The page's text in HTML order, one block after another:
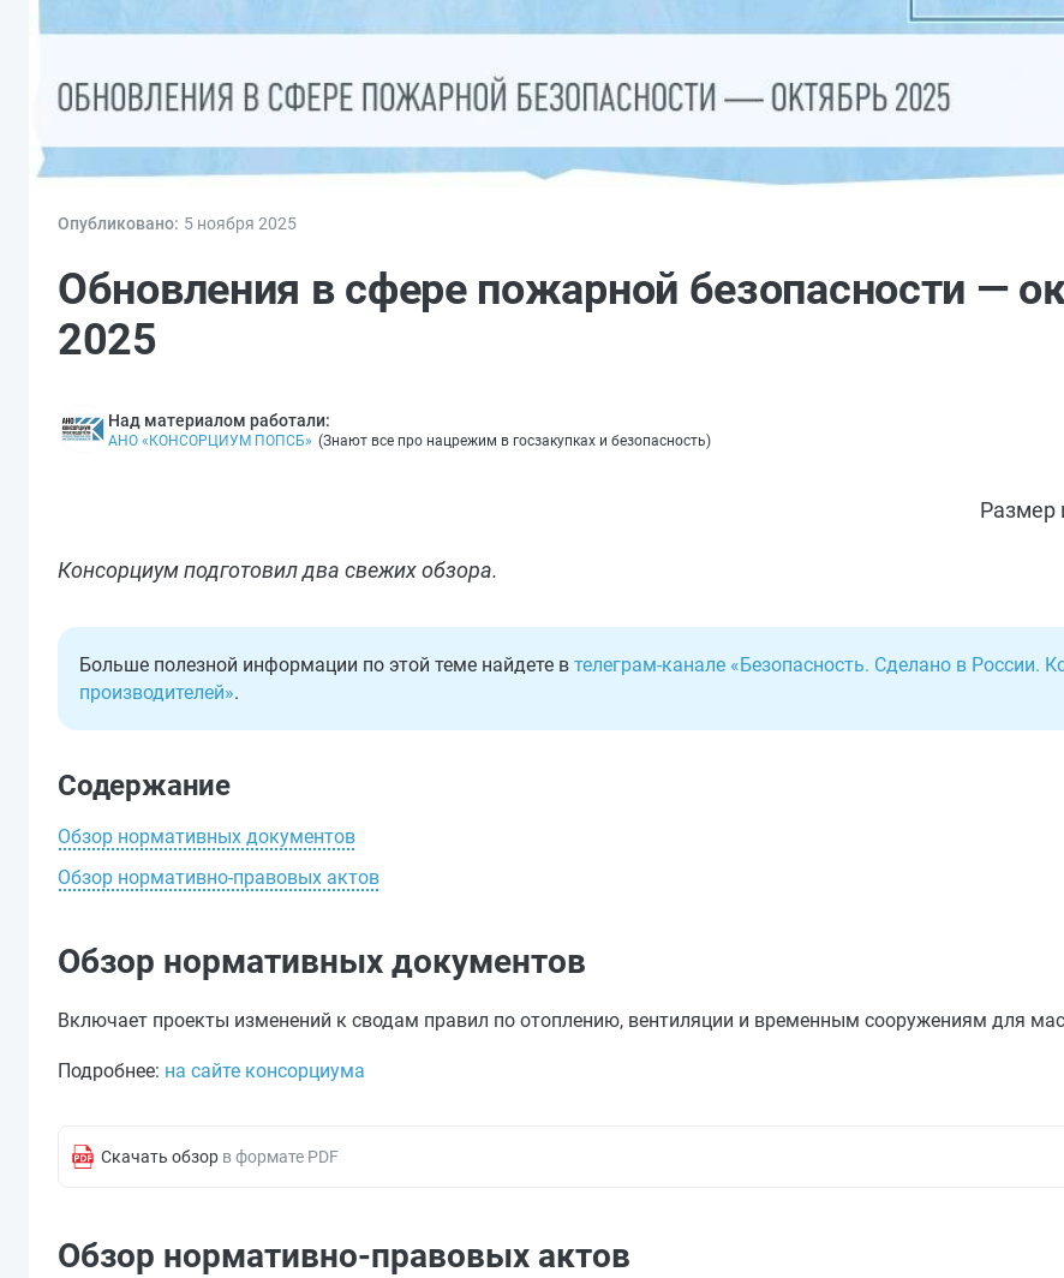
Опубликовано: 5 ноября 2025
Обновления в сфере пожарной безопасности —
2025
Над материалом работали:
АНО «КОНСОРЦИУМ ПОПСБ» (Знают все про нацрежим в госзакупках и безопасность)
Размер
Консорциум подготовил два свежих обзора.
Больше полезной информации по этой теме найдете в телеграм-канале «Безопасность. Сделано в России.
производителей».
Содержание
Обзор нормативных документов
Обзор нормативно-правовых актов
Обзор нормативных документов
Включает проекты изменений к сводам правил по отоплению, вентиляции и временным сооружениям для
Подробнее: на сайте консорциума
Скачать обзор в формате PDF
Обзор нормативно-правовых актов